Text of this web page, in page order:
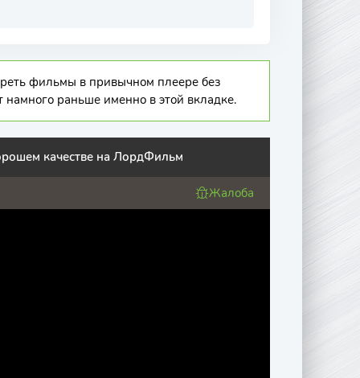
фильмы в привычном плеере без
раньше именно в этой вкладке.
качестве на ЛордФильм
Жалоба